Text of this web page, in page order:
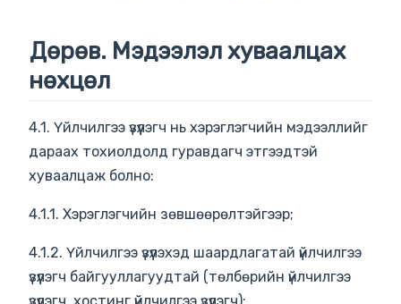
Дөрөв. Мэдээлэл хуваалцах
нөхцөл
4.1. Үйлчилгээ үзүүлэгч нь хэрэглэгчийн мэдээллийг
дараах тохиолдолд гуравдагч этгээдтэй
хуваалцаж болно:
4.1.1. Хэрэглэгчийн зөвшөөрөлтэйгээр;
4.1.2. Үйлчилгээ үзүүлэхэд шаардлагатай үйлчилгээ
үзүүлэгч байгууллагуудтай (төлбөрийн үйлчилгээ